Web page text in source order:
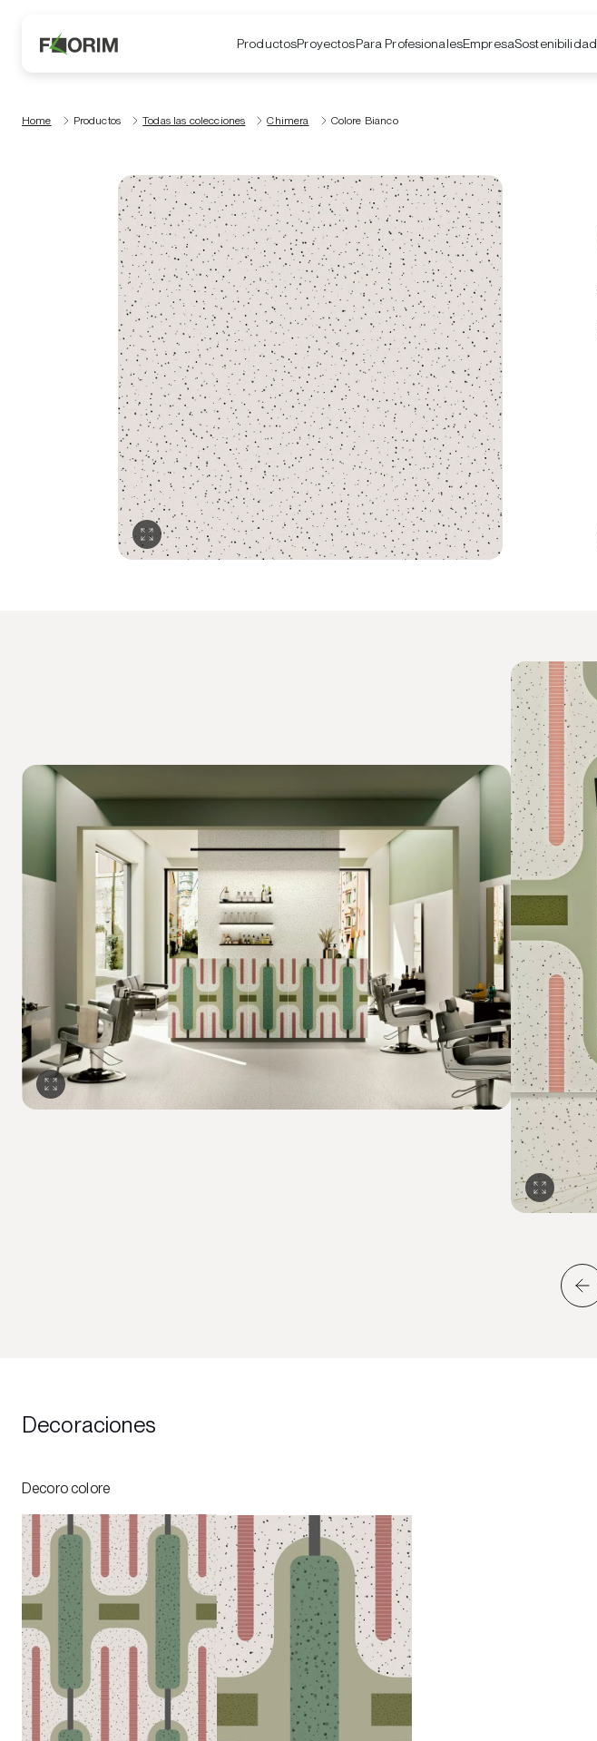
ProductosProyectosPara ProfesionalesEmpresaSostenibilidad
Home Productos Todas las colecciones Chimera Colore Bianco
Decoraciones
Decoro colore